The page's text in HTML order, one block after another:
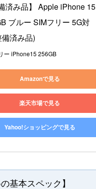
済み品】 Apple iPhone 15
ブルー SIMフリー 5G対
済み品)
ー iPhone15 256GB
Amazonで見る
楽天市場で見る
Yahoo!ショッピングで見る
基本スペック】